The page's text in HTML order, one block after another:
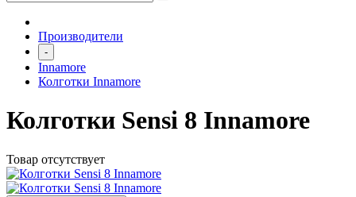
Производители
-
Innamore
Колготки Innamore
Колготки Sensi 8 Innamore
Товар отсутствует